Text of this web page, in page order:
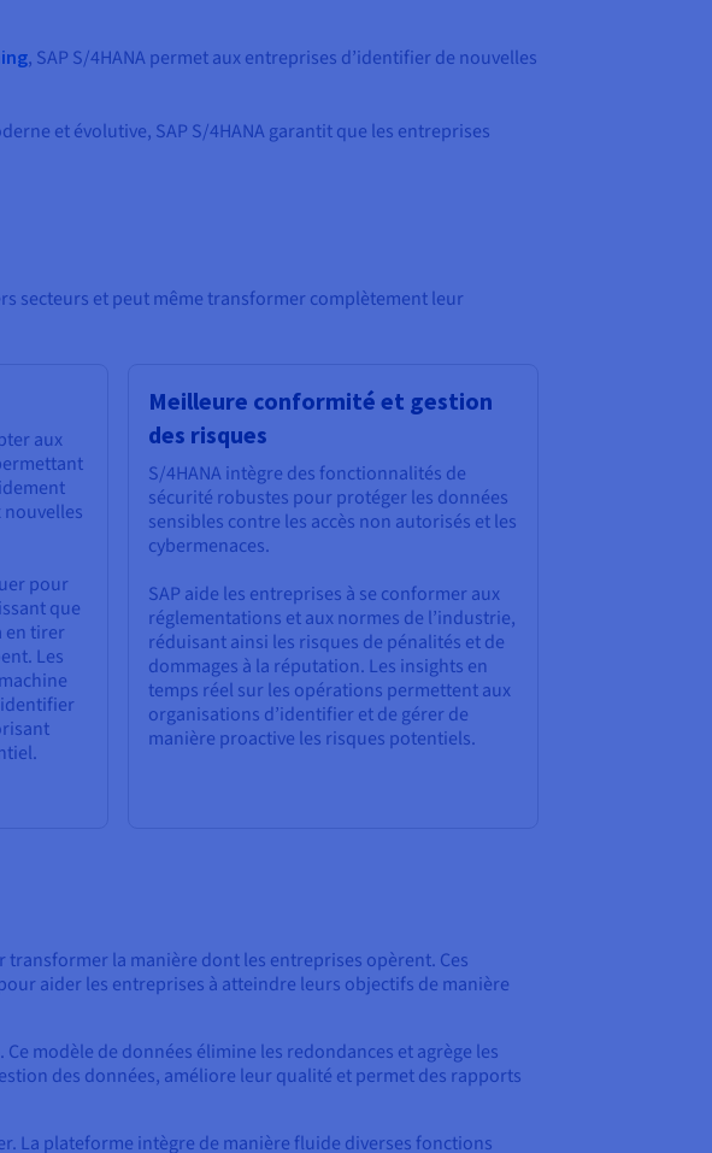
, SAP S/4HANA permet aux entreprises d’identifier de nouvelles
et évolutive, SAP S/4HANA garantit que les entreprises
secteurs et peut même transformer complètement leur
aux
nouvelles
pour
que
en tirer
Les
Meilleure conformité et gestion
des risques
S/4HANA intègre des fonctionnalités de
sécurité robustes pour protéger les données
sensibles contre les accès non autorisés et les
cybermenaces.
SAP aide les entreprises à se conformer aux
réglementations et aux normes de l’industrie,
réduisant ainsi les risques de pénalités et de
dommages à la réputation. Les insights en
temps réel sur les opérations permettent aux
organisations d’identifier et de gérer de
manière proactive les risques potentiels.
transformer la manière dont les entreprises opèrent. Ces
aider les entreprises à atteindre leurs objectifs de manière
modèle de données élimine les redondances et agrège les
des données, améliore leur qualité et permet des rapports
La plateforme intègre de manière fluide diverses fonctions